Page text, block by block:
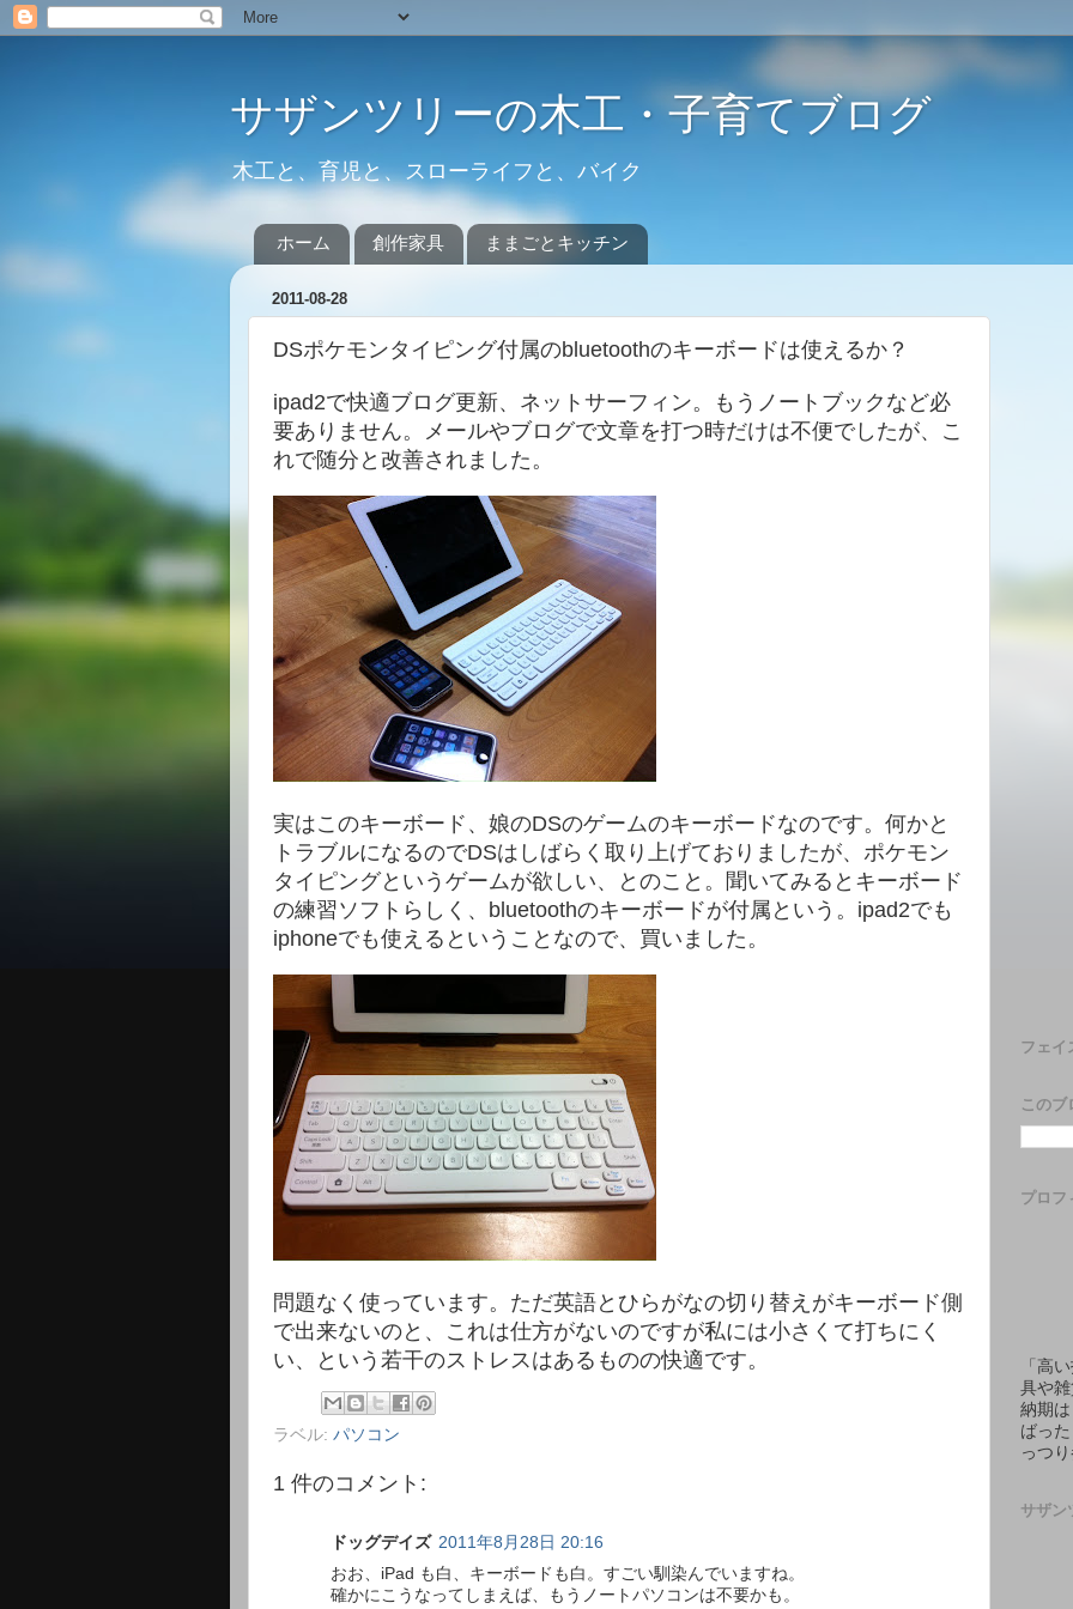
サザンツリーの木工・子育てブログ
木工と、育児と、スローライフと、バイク
ホーム 創作家具 ままごとキッチン
2011-08-28
DSポケモンタイピング付属のbluetoothのキーボードは使えるか？
ipad2で快適ブログ更新、ネットサーフィン。もうノートブックなど必
要ありません。メールやブログで文章を打つ時だけは不便でしたが、こ
れで随分と改善されました。
実はこのキーボード、娘のDSのゲームのキーボードなのです。何かと
トラブルになるのでDSはしばらく取り上げておりましたが、ポケモン
タイピングというゲームが欲しい、とのこと。聞いてみるとキーボード
の練習ソフトらしく、bluetoothのキーボードが付属という。ipad2でも
iphoneでも使えるということなので、買いました。
問題なく使っています。ただ英語とひらがなの切り替えがキーボード側
で出来ないのと、これは仕方がないのですが私には小さくて打ちにく
い、という若干のストレスはあるものの快適です。
ラベル: パソコン
1 件のコメント:
ドッグデイズ 2011年8月28日 20:16
おお、iPad も白、キーボードも白。すごい馴染んでいますね。
確かにこうなってしまえば、もうノートパソコンは不要かも。
フェイ
このブ
プロフ
「高
具や
納期
ばっ
っつ
サザン